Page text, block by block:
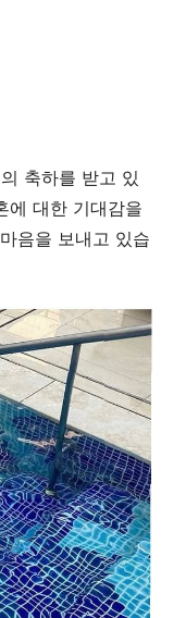
축하를 받고 있
에 대한 기대감을
음을 보내고 있습